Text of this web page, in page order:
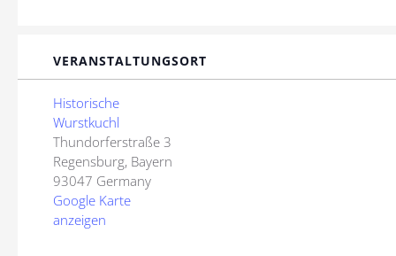
VERANSTALTUNGSORT
Historische
Wurstkuchl
Thundorferstraße 3
Regensburg, Bayern
93047 Germany
Google Karte
anzeigen